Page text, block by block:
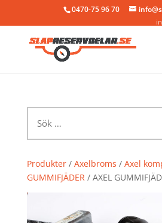
0470-75 96 70
efter:
Produkter/ Axelbroms / Axel
GUMMIFJÄDER/ AXEL